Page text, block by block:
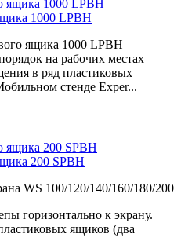
1000 LPBH
ящика 1000 LPBH
на рабочих местах
в ряд пластиковых
стенде Exper...
200 SPBH
WS 100/120/140/160/180/200
горизонтально к экрану.
ящиков (два